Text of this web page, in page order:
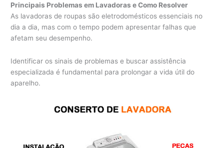
Principais Problemas em Lavadoras e Como Resolver
As lavadoras de roupas são eletrodomésticos essenciais no
dia a dia, mas com o tempo podem apresentar falhas que
afetam seu desempenho.
Identificar os sinais de problemas e buscar assistência
especializada é fundamental para prolongar a vida útil do
aparelho.